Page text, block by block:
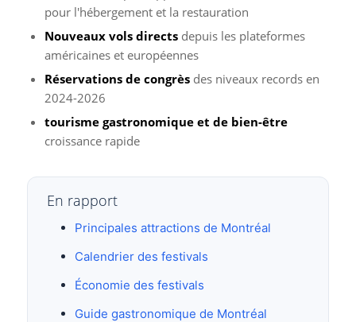
pour l'hébergement et la restauration
Nouveaux vols directsdepuis les plateformes
américaines et européennes
Réservations de congrèsdes niveaux records en
2024-2026
tourisme gastronomique et de bien-être
croissance rapide
En rapport
Principales attractions de Montréal
Calendrier des festivals
Économie des festivals
Guide gastronomique de Montréal